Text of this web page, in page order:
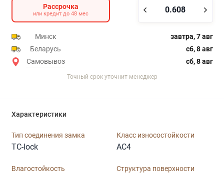
Рассрочка
или кредит до 48 мес
Минск
завтра, 7 авг
Беларусь
сб, 8 авг
Самовывоз
сб, 8 авг
Точный срок уточнит менеджер
Характеристики
Тип соединения замка
TC-lock
Класс износостойкости
AC4
Влагостойкость Структура поверхности